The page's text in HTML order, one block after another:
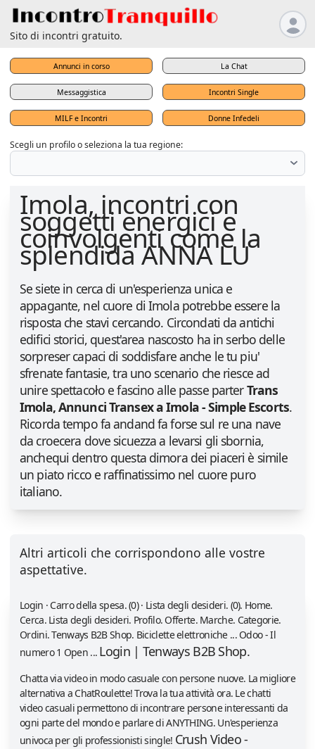
Sito di incontri gratuito.
Annunci in corso La Chat
Messaggistica Incontri Single
MILF e Incontri Donne Infedeli
Scegli un profilo o seleziona la tua regione:
Imola, incontri con
soggetti energici e
coinvolgenti come la
splendida ANNA LU
Se siete in cerca di un'esperienza unica e
appagante, nel cuore di Imola potrebbe essere la
risposta che stavi cercando. Circondati da antichi
edifici storici, quest'area nascosto ha in serbo delle
sorpreser capaci di soddisfare anche le tu piu'
sfrenate fantasie, tra uno scenario che riesce ad
unire spettacoło e fascino alle passe parterTrans
Imola, Annunci Transex a Imola - Simple Escorts.
Ricorda tempo fa andand fa forse sul re una nave
da croecera dove sicuezza a levarsi gli sbornia,
anchequi dentro questa dimora dei piaceri è simile
un piato ricco e raffinatissimo nel cuore puro
italiano.
Altri articoli che corrispondono alle vostre
aspettative.
Login · Carro della spesa. (0) · Lista degli desideri. (0). Home.
Cerca. Lista degli desideri. Profilo. Offerte. Marche. Categorie.
Ordini. Tenways B2B Shop. Biciclette elettroniche ... Odoo - Il
numero 1 Open ... Login | Tenways B2B Shop.
Chatta via video in modo casuale con persone nuove. La migliore
alternativa a ChatRoulette! Trova la tua attività ora. Le chatti
video casuali permettono di incontrare persone interessanti da
ogni parte del mondo e parlare di ANYTHING. Un'esperienza
univoca per gli professionisti single! Crush Video -